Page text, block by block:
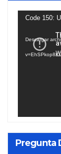
vídeo
Code 150:
Descargar
Pregunta